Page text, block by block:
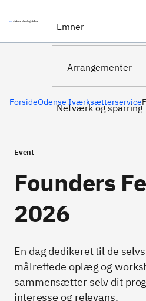
Emner
Arrangementer
Netværk og sparring
ForsideOdense Iværksætterservice
Event
Founders
2026
En dag dedikeret til de
målrettede oplæg og
sammensætter selv dit
interesse og relevans.